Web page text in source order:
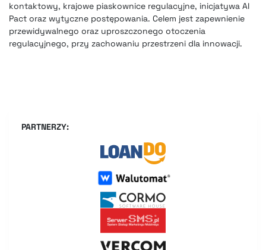
kontaktowy, krajowe piaskownice regulacyjne, inicjatywa AI
Pact oraz wytyczne postępowania. Celem jest zapewnienie
przewidywalnego oraz uproszczonego otoczenia
regulacyjnego, przy zachowaniu przestrzeni dla innowacji.
PARTNERZY: